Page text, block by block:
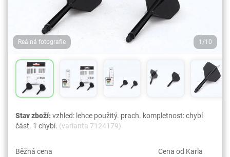
Reálná fotografie 1/10
Stav zboží:vzhled: lehce použitý. prach. kompletnost: chybí
část. 1 chybí. (varianta 7124179)
Běžná cena Cena od Karla